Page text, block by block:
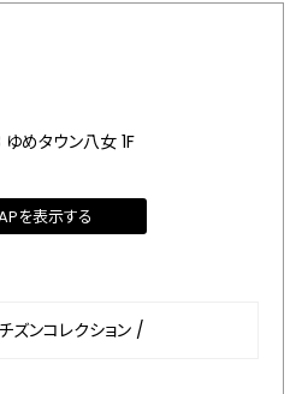
めタウン八女 1F
を表示する
ズンコレクション /